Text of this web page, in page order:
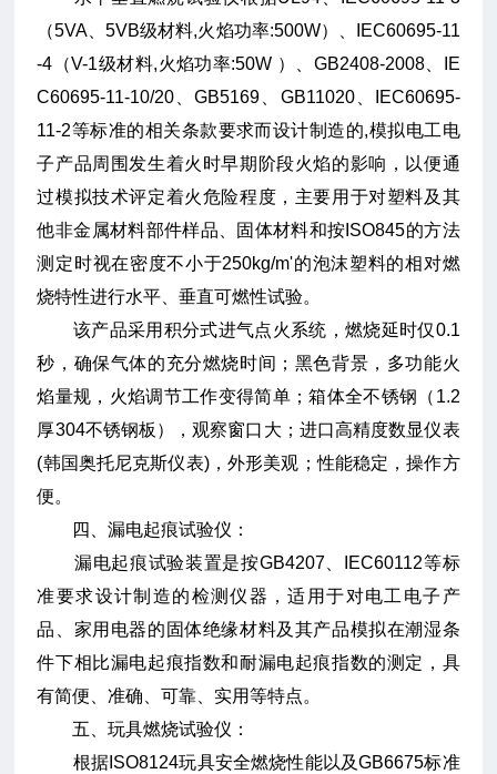
（5VA、5VB级材料,火焰功率:500W）、IEC60695-11
-4（V-1级材料,火焰功率:50W ）、GB2408-2008、IE
C60695-11-10/20、GB5169、GB11020、IEC60695-
11-2等标准的相关条款要求而设计制造的,模拟电工电
子产品周围发生着火时早期阶段火焰的影响，以便通
过模拟技术评定着火危险程度，主要用于对塑料及其
他非金属材料部件样品、固体材料和按ISO845的方法
测定时视在密度不小于250kg/m'的泡沫塑料的相对燃
烧特性进行水平、垂直可燃性试验。
该产品采用积分式进气点火系统，燃烧延时仅0.1
秒，确保气体的充分燃烧时间；黑色背景，多功能火
焰量规，火焰调节工作变得简单；箱体全不锈钢（1.2
厚304不锈钢板），观察窗口大；进口高精度数显仪表
(韩国奥托尼克斯仪表)，外形美观；性能稳定，操作方
便。
四、漏电起痕试验仪：
漏电起痕试验装置是按GB4207、IEC60112等标
准要求设计制造的检测仪器，适用于对电工电子产
品、家用电器的固体绝缘材料及其产品模拟在潮湿条
件下相比漏电起痕指数和耐漏电起痕指数的测定，具
有简便、准确、可靠、实用等特点。
五、玩具燃烧试验仪：
根据ISO8124玩具安全燃烧性能以及GB6675标准